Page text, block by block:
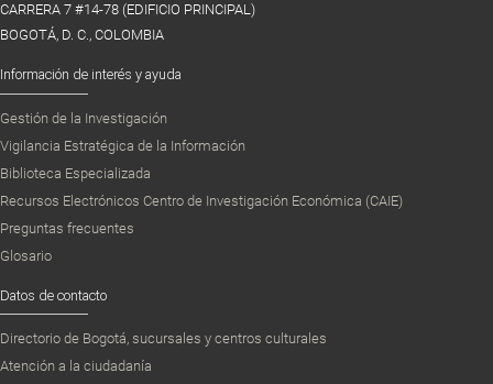
CARRERA 7 #14-78 (EDIFICIO PRINCIPAL)
BOGOTÁ, D. C., COLOMBIA
Información de interés y ayuda
Gestión de la Investigación
Vigilancia Estratégica de la Información
Biblioteca Especializada
Recursos Electrónicos Centro de Investigación Económica (CAIE)
Preguntas frecuentes
Glosario
Datos de contacto
Directorio de Bogotá, sucursales y centros culturales
Atención a la ciudadanía